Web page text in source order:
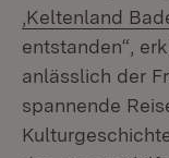
‚Keltenland
entstanden“,
anlässlich der
spannende